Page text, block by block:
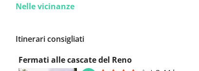
Nelle vicinanze
Itinerari consigliati
Fermati alle cascate del Reno